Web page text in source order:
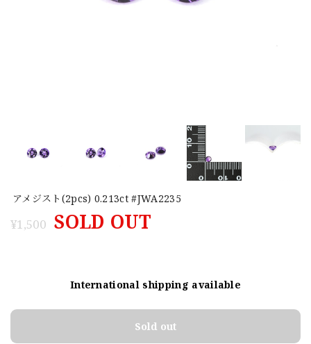
アメジスト(2pcs) 0.213ct #JWA2235
¥1,500 SOLD OUT
International shipping available
Sold out